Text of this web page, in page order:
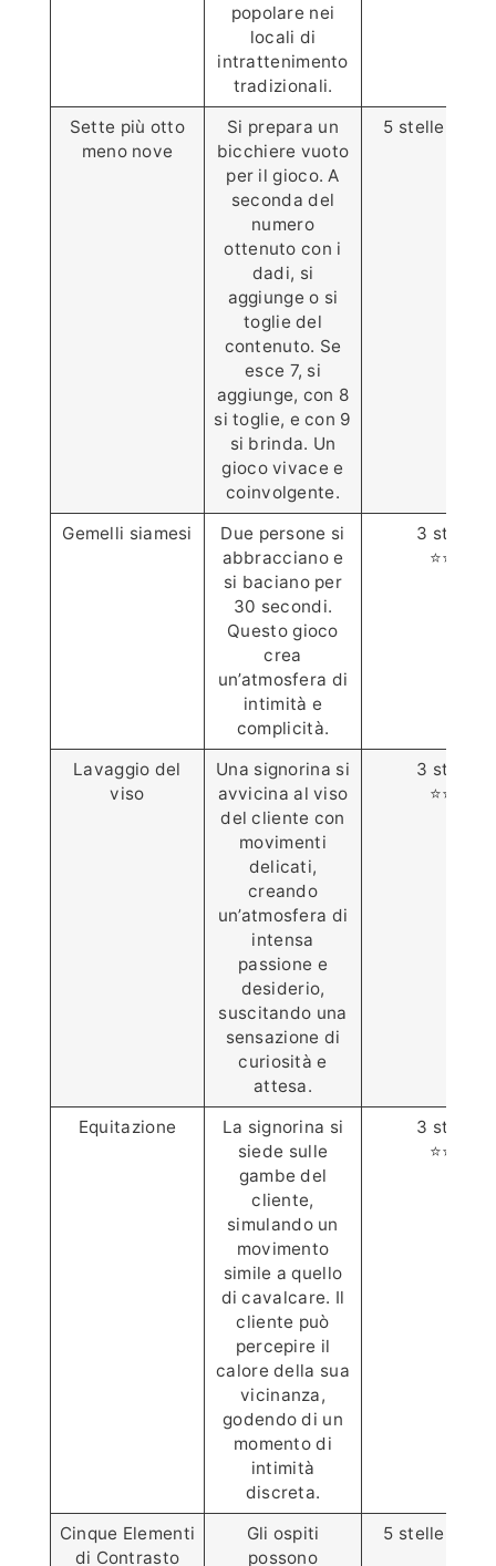
popolare nei
locali di
intrattenimento
tradizionali.
Sette più otto
meno nove
Si prepara un
bicchiere vuoto
per il gioco. A
seconda del
numero
ottenuto con i
dadi, si
aggiunge o si
toglie del
contenuto. Se
esce 7, si
aggiunge, con 8
si toglie, e con 9
si brinda. Un
gioco vivace e
coinvolgente.
5 stelle
Gemelli siamesi
Due persone si
abbracciano e
si baciano per
30 secondi.
Questo gioco
crea
un’atmosfera di
intimità e
complicità.
3 stelle
⭐️⭐️⭐️
Lavaggio del
viso
Una signorina si
avvicina al viso
del cliente con
movimenti
delicati,
creando
un’atmosfera di
intensa
passione e
desiderio,
suscitando una
sensazione di
curiosità e
attesa.
3 stelle
⭐️⭐️⭐️
Equitazione
La signorina si
siede sulle
gambe del
cliente,
simulando un
movimento
simile a quello
di cavalcare. Il
cliente può
percepire il
calore della sua
vicinanza,
godendo di un
momento di
intimità
discreta.
3 stelle
⭐⭐⭐
Cinque Elementi
di Contrasto
Gli ospiti
possono
5 stelle